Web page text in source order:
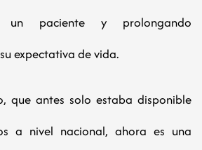
un paciente y prolongando
expectativa de vida.
que antes solo estaba disponible
a nivel nacional, ahora es una